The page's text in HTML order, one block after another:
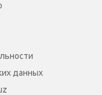
данных